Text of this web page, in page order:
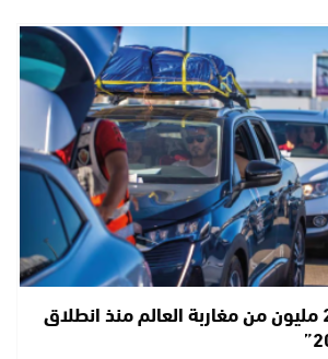
دخول أزيد من 2,7 مليون من مغاربة العالم منذ انطلاق